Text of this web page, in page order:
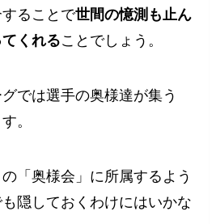
ることで世間の憶測も止ん
くれることでしょう。
では選手の奥様達が集う
。
「奥様会」に所属するよう
隠しておくわけにはいかな